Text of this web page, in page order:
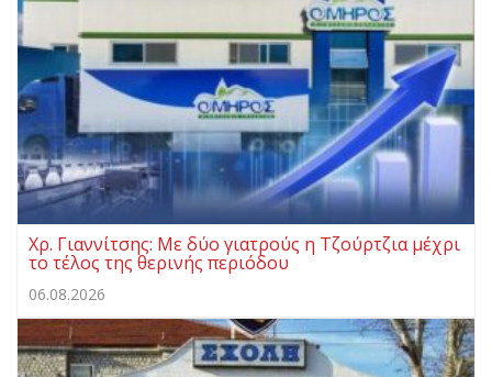
Χρ. Γιαννίτσης: Με δύο γιατρούς η Τζούρτζια μέχρι
το τέλος της θερινής περιόδου
06.08.2026